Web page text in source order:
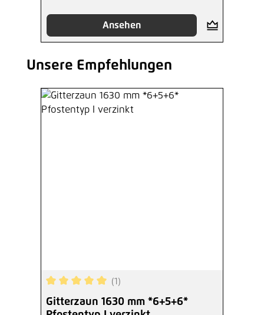
Ansehen
Produktgalerie überspringen
Unsere Empfehlungen
Durchschnittliche Bewertung von 5 von 5
(1)
Gitterzaun 1630 mm *6+5+6*